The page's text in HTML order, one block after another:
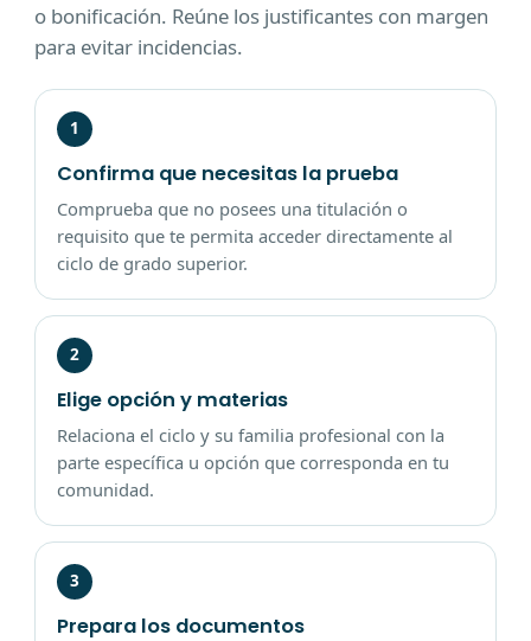
o bonificación. Reúne los justificantes con margen
para evitar incidencias.
1
Confirma que necesitas la prueba
Comprueba que no posees una titulación o
requisito que te permita acceder directamente al
ciclo de grado superior.
2
Elige opción y materias
Relaciona el ciclo y su familia profesional con la
parte específica u opción que corresponda en tu
comunidad.
3
Prepara los documentos